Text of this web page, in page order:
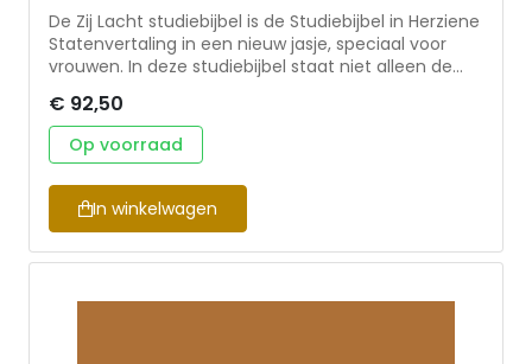
De Zij Lacht studiebijbel is de Studiebijbel in Herziene
Statenvertaling in een nieuw jasje, speciaal voor
vrouwen. In deze studiebijbel staat niet alleen de
Lacht katernen, uitgebreide commentaren, context
bij ieder Bijbelboek, kaarten, illustraties,
Bijbelverwijzingen, uitleg over Bijbelse feesten en
studiebijbel wordt het nog makkelijker om de Bijbel
€ 92,50
Op voorraad
In winkelwagen